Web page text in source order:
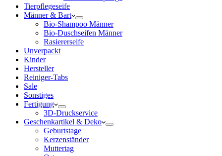
Tierpflegeseife
Männer & Bart
Bio-Shampoo Männer
Bio-Duschseifen Männer
Rasiererseife
Unverpackt
Kinder
Hersteller
Reiniger-Tabs
Sale
Sonstiges
Fertigung
3D-Druckservice
Geschenkartikel & Deko
Geburtstage
Kerzenständer
Muttertag